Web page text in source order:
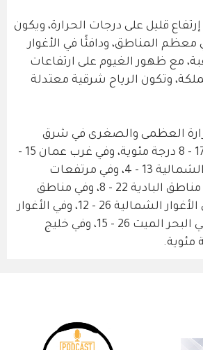
إرتفاع قليل على درجات الحرارة، ويكون
المناطق، ودافئًا في الأغوار
مع ظهور الغيوم على ارتفاعات
وتكون الرياح شرقية معتدلة
العظمى والصغرى في شرق
عمان اليوم ما بين 17 - 8 درجة مئوية، وفي غرب عمان 15 -
6، وفي المرتفعات الشمالية 13 - 4، وفي مرتفعات
الشراة 14 - 4، وفي مناطق البادية 22 - 8، وفي مناطق
السهول 18 - 9،وفي الأغوار الشمالية 26 - 12، وفي الأغوار
الجنوبية 29 - 16، وفي البحر الميت 26 - 15، وفي خليج